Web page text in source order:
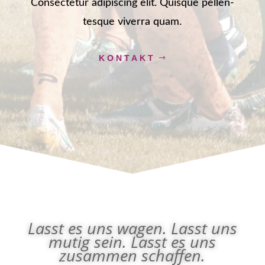
Con­sec­te­tur adi­pi­scing elit. Quis­que pel­len­
tes­que viver­ra quam.
KON­TAKT
Lasst es uns wagen. Lasst uns
mutig sein. Lasst es uns
zusam­men schaffen.